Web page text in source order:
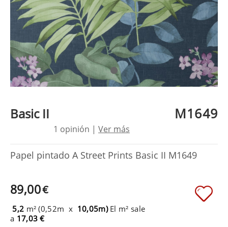
Basic II M1649
1 opinión | Ver más
Papel pintado A Street Prints Basic II M1649
89,00€
5,2 m² (0,52m x 10,05m) El m² sale
a 17,03 €